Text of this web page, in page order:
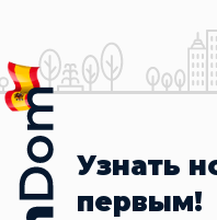
Узнать
первым!